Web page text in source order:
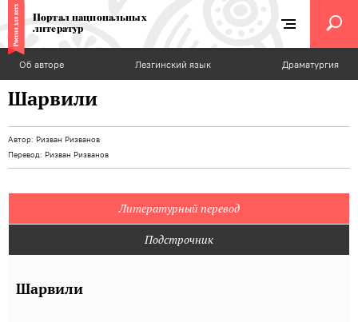
Портал национальных
литератур
Об авторе Лезгинский язык Драматургия
Шарвили
Автор: Ризван Ризванов
Перевод: Ризван Ризванов
Литературный перевод
Подстрочник
Шарвили